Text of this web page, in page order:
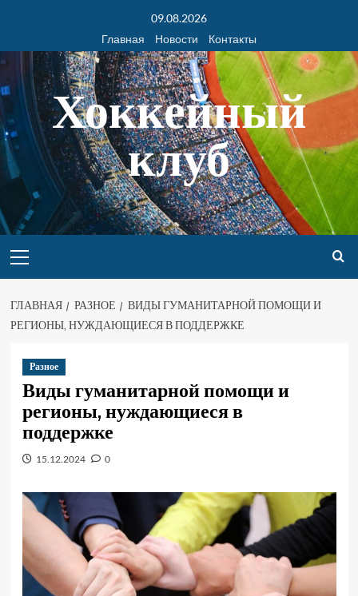
09.08.2026
Главная
Новости Контакты
Хоккейный
клуб
ГЛАВНАЯ РАЗНОЕ
ВИДЫ ГУМАНИТАРНОЙ ПОМОЩИ И
РЕГИОНЫ, НУЖДАЮЩИЕСЯ В ПОДДЕРЖКЕ
Разное
Виды гуманитарной помощи и
регионы, нуждающиеся в
поддержке
15.12.2024 0